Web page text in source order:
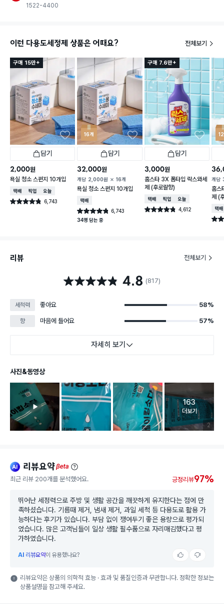
1522-4400
이런 다용도세정제 상품은 어때요? 전체보기
구매 15만+
담기
2,000원
욕실 청소 스펀지 10개입
택배배송매장픽업오늘배송
별점 4.8점 6,743
건 작성
16개
담기
32,000원
개당 2,000원 16개
욕실 청소 스펀지 10개입
택배배송
별점 4.8점 6,743
건 작성
34명 담는 중
구매 7.6만+
담기
3,000원
홈스타 3X 폼타입 락스와세
제 (후로랄향)
택배배송매장픽업오늘배송
별점 4.8점 4,612
건 작성
개당
홈스
제 (
택배
별점
리뷰 전체보기
별점 4.8점 4.8 (817)
세척력 좋아요 58%
향 마음에 들어요 57%
자세히 보기
사진&동영상
리뷰 이
2
고객 리뷰
163
더보기
ai 리뷰요약beta
최근 리뷰 200개를 분석했어요. 긍정리뷰97%
뛰어난 세정력으로 주방 및 생활 공간을 깨끗하게 유지한다는 점에 만
족하셨습니다. 기름때 제거, 냄새 제거, 과일 세척 등 다용도로 활용 가
능하다는 후기가 있습니다. 부담 없이 쟁여두기 좋은 용량으로 평가되
었습니다. 많은 고객님들이 일상 생활 필수품으로 자리매김했다고 평
가하였습니다.
AI 리뷰요약이 유용했나요?
리뷰요약은 상품의 의학적 효능 · 효과 및 품질인증과 무관합니다. 정확한 정보는
상품설명을 참고해 주세요.